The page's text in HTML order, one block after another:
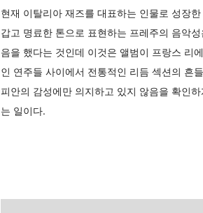
현재 이탈리아 재즈를 대표하는 인물로 성장
갑고 명료한 톤으로 표현하는 프레주의 음악
음을 했다는 것인데 이것은 앨범이 프랑스 리
인 연주들 사이에서 전통적인 리듬 섹션의 흔
피안의 감성에만 의지하고 있지 않음을 확인
는 일이다.